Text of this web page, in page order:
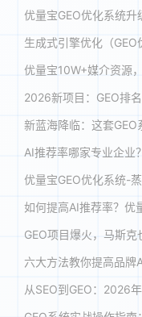
生成式引擎优化（
优量宝10W+媒介资源
2026新项目：GEO排
新蓝海降临：这套GEO
AI推荐率哪家专业企业
优量宝GEO优化系统-
GEO项目爆火，马斯克
六大方法教你提高品牌
从SEO到GEO：2026